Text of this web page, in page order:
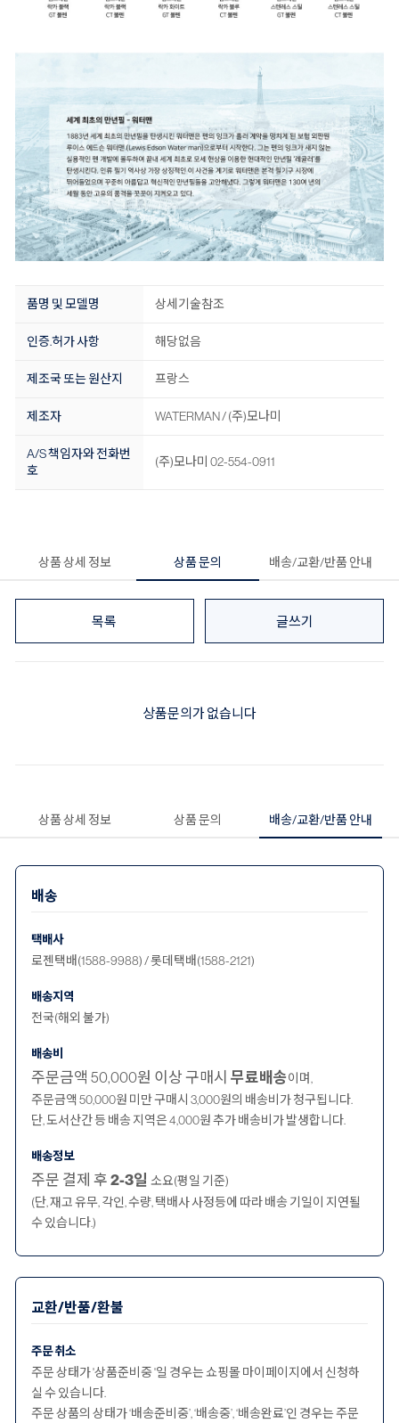
품명 및 모델명 상세기술참조
인증.허가 사항 해당없음
제조국 또는 원산지 프랑스
제조자 WATERMAN / (주)모나미
A/S 책임자와 전화번
호
(주)모나미 02-554-0911
상품 상세 정보 상품 문의 배송/교환/반품 안내
목록 글쓰기
상품문의가 없습니다
상품 상세 정보 상품 문의 배송/교환/반품 안내
배송
택배사
로젠택배(1588-9988) / 롯데택배(1588-2121)
배송지역
전국(해외 불가)
배송비
주문금액 50,000원 이상 구매시 무료배송이며,
주문금액 50,000원 미만 구매시 3,000원의 배송비가 청구됩니다.
단, 도서산간 등 배송 지역은 4,000원 추가 배송비가 발생합니다.
배송정보
주문 결제 후2-3일 소요(평일 기준)
(단, 재고 유무, 각인, 수량, 택배사 사정등에 따라 배송 기일이 지연될
수 있습니다.)
교환/반품/환불
주문 취소
주문 상태가 '상품준비중 '일 경우는 쇼핑몰 마이페이지에서 신청하
실 수 있습니다.
주문 상품의 상태가 ‘배송준비중’, ‘배송중’, ‘배송완료’인 경우는 주문